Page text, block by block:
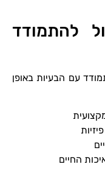
להתמודד
עם הבעיות באופן
החיים